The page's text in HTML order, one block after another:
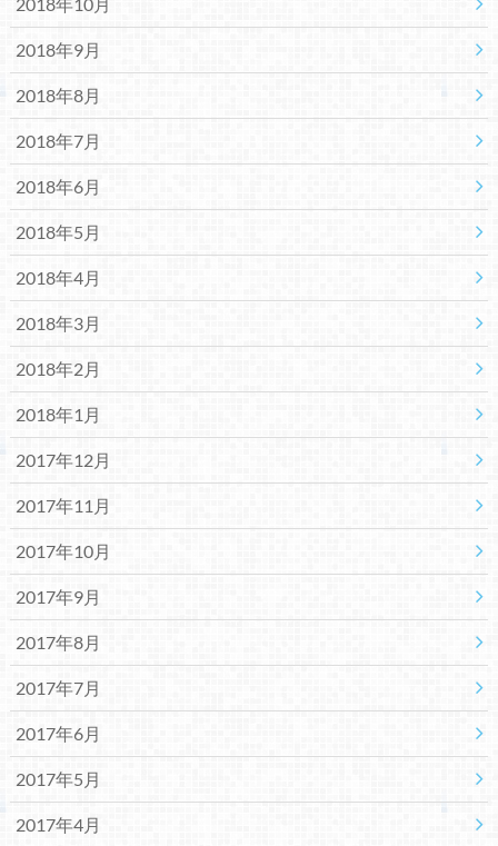
2018年9月
2018年8月
2018年7月
2018年6月
2018年5月
2018年4月
2018年3月
2018年2月
2018年1月
2017年12月
2017年11月
2017年10月
2017年9月
2017年8月
2017年7月
2017年6月
2017年5月
2017年4月